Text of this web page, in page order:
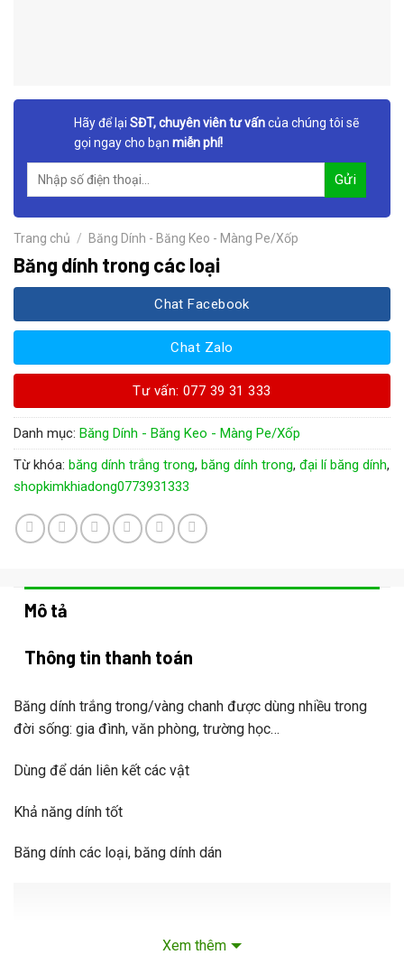
Hãy để lại SĐT, chuyên viên tư vấncủa chúng tôi sẽ
gọi ngay cho bạn miễn phí!
Trang chủ / Băng Dính - Băng Keo - Màng Pe/Xốp
Băng dính trong các loại
Chat Facebook
Chat Zalo
Tư vấn: 077 39 31 333
Danh mục: Băng Dính - Băng Keo - Màng Pe/Xốp
Từ khóa: băng dính trắng trong, băng dính trong, đại lí băng dính,
shopkimkhiadong0773931333
Mô tả
Thông tin thanh toán
Băng dính trắng trong/vàng chanh được dùng nhiều trong
đời sống: gia đình, văn phòng, trường học…
Dùng để dán liên kết các vật
Khả năng dính tốt
Băng dính các loại, băng dính dán
Xem thêm